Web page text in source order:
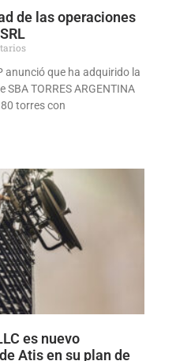
de las operaciones
anunció que ha adquirido la
TORRES ARGENTINA
torres con
es nuevo
Atis en su plan de